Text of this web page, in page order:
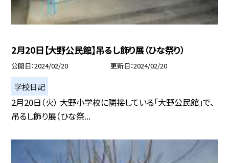
2月20日【大野公民館】吊るし飾り展（ひな祭り）
公開日 2024/02/20 更新日 2024/02/20
学校日記
2月20日（火） 大野小学校に隣接している「大野公民館」で、
吊るし飾り展（ひな祭...